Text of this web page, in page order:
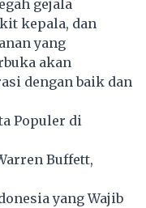
gejala
kepala, dan
yang
akan
dengan baik dan
Populer di
Buffett,
yang Wajib